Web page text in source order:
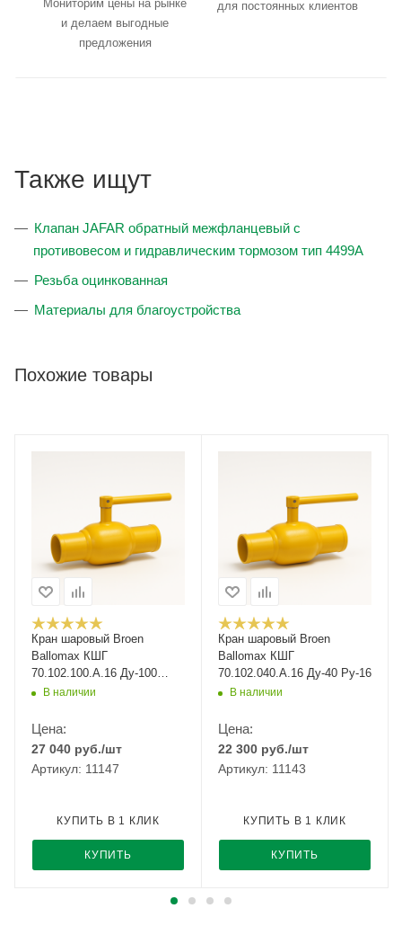
Мониторим цены на рынке
и делаем выгодные
предложения
для постоянных клиентов
Также ищут
Клапан JAFAR обратный межфланцевый с
противовесом и гидравлическим тормозом тип 4499A
Резьба оцинкованная
Материалы для благоустройства
Похожие товары
Кран шаровый Broen
Ballomax КШГ
70.102.100.А.16 Ду-100
Ру-16В наличии
Цена:
27 040 руб./шт
Артикул: 11147
КУПИТЬ
КУПИТЬ В 1 КЛИК
Кран шаровый Broen
Ballomax КШГ
70.102.040.А.16 Ду-40 Ру-16
В наличии
Цена:
22 300 руб./шт
Артикул: 11143
КУПИТЬ
КУПИТЬ В 1 КЛИК